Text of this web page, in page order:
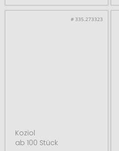
# 335.273323
Koziol
ab 100 Stück